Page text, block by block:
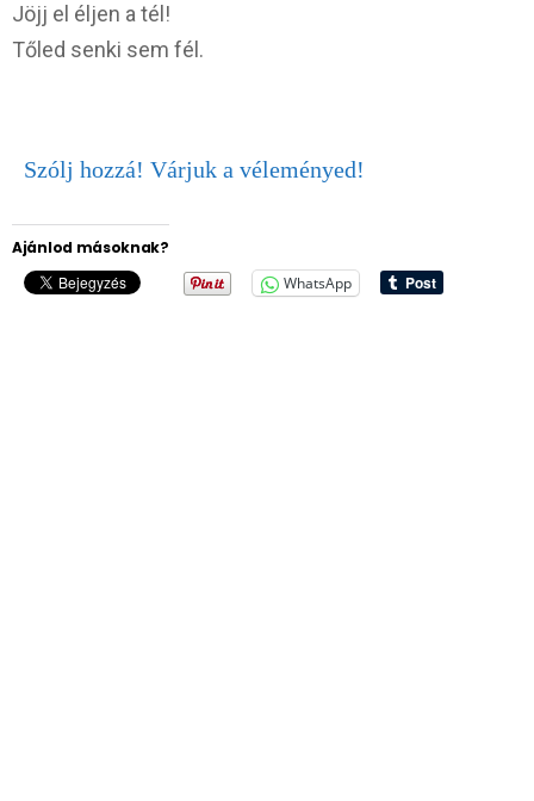
Jöjj el éljen a tél!
Tőled senki sem fél.
Szólj hozzá! Várjuk a véleményed!
Ajánlod másoknak?
WhatsApp